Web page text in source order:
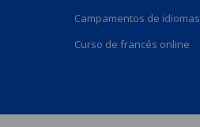
Campamentos de idiomas
Curso de francés online